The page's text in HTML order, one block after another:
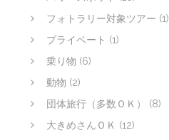
フォトラリー対象ツアー (1)
プライベート (1)
乗り物 (6)
動物 (2)
団体旅行（多数ＯＫ）
(8)
大きめさんＯＫ (12)